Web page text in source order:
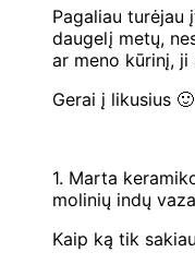
Pagaliau turėjau
daugelį metų,
ar meno kūrinį,
Gerai į likusius 🙂
1. Marta
molinių indų vaza
Kaip ką tik